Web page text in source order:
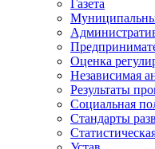
Газета
Оценка
Независимая
Результаты
Социальная
Стандарты